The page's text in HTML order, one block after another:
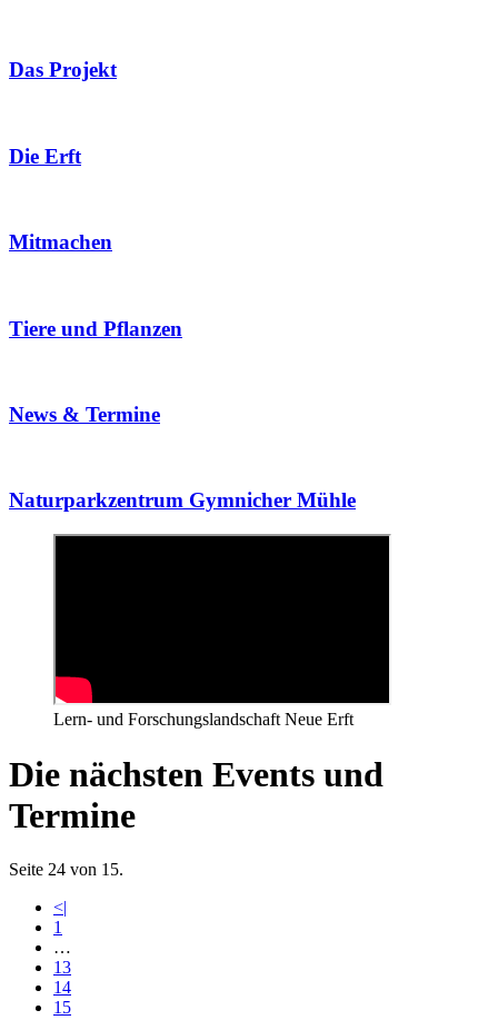
Das Projekt
Die Erft
Mitmachen
Tiere und Pflanzen
News & Termine
Naturparkzentrum Gymnicher Mühle
Lern- und Forschungslandschaft Neue Erft
Die nächsten Events und
Termine
Seite 24 von 15.
<|
1
…
13
14
15